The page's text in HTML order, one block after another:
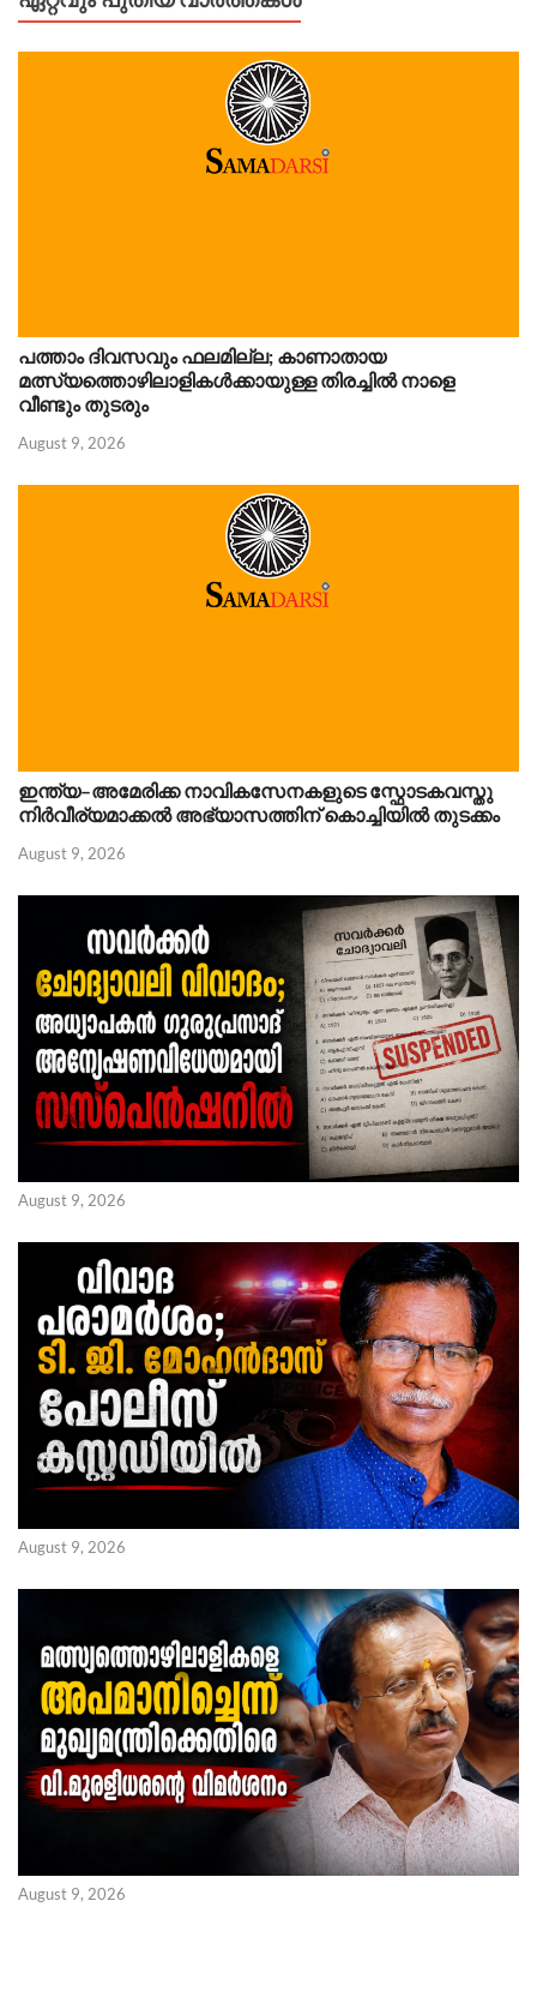
പത്താം ദിവസവും ഫലമില്ല; കാണാതായ
മത്സ്യത്തൊഴിലാളികൾക്കായുള്ള തിരച്ചിൽ നാളെ
വീണ്ടും തുടരും
August 9, 2026
ഇന്ത്യ–അമേരിക്ക നാവികസേനകളുടെ സ്ഫോടകവസ്തു
നിർവീര്യമാക്കൽ അഭ്യാസത്തിന് കൊച്ചിയിൽ തുടക്കം
August 9, 2026
August 9, 2026
August 9, 2026
August 9, 2026